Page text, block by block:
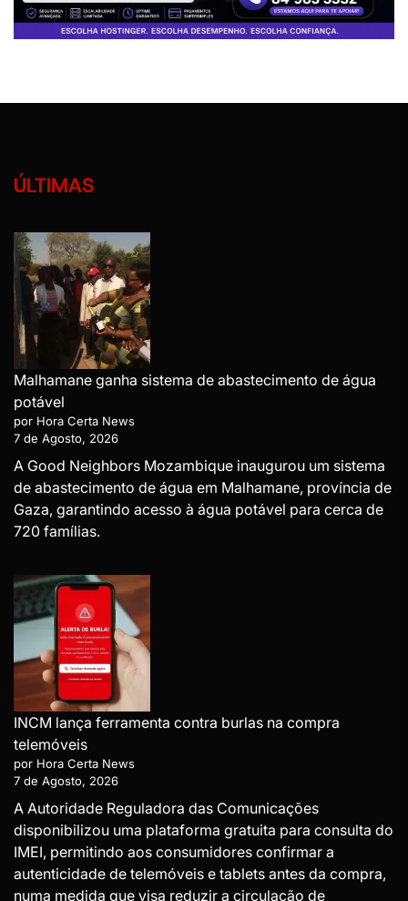
ÚLTIMAS
Malhamane ganha sistema de abastecimento de água
potável
por Hora Certa News
7 de Agosto, 2026
A Good Neighbors Mozambique inaugurou um sistema
de abastecimento de água em Malhamane, província de
Gaza, garantindo acesso à água potável para cerca de
720 famílias.
INCM lança ferramenta contra burlas na compra
telemóveis
por Hora Certa News
7 de Agosto, 2026
A Autoridade Reguladora das Comunicações
disponibilizou uma plataforma gratuita para consulta do
IMEI, permitindo aos consumidores confirmar a
autenticidade de telemóveis e tablets antes da compra,
numa medida que visa reduzir a circulação de